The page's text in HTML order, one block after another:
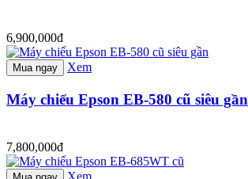
6,900,000đ
Mua ngay Xem
Máy chiếu Epson EB-580 cũ siêu gần
7,800,000đ
Xem